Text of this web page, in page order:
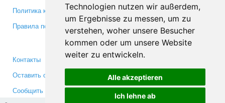
Technologien nutzen wir außerdem,
um Ergebnisse zu messen, um zu
verstehen, woher unsere Besucher
kommen oder um unsere Website
weiter zu entwickeln.
Alle akzeptieren
Ich lehne ab
Политика конфиденциальности
Правила пользования
Инвесторам
Медиа
Контакты
Оставить отзыв
Сообщить об ошибке
Facebook
Twitter
YouTube